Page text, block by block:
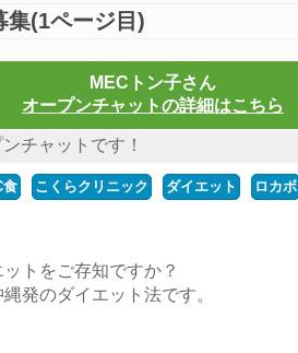
集(1ページ目)
MECトン子さん
オープンチャットの詳細はこちら
チャットです！
食 こくらクリニック ダイエット ロカボ
トをご存知ですか？
発のダイエット法です。